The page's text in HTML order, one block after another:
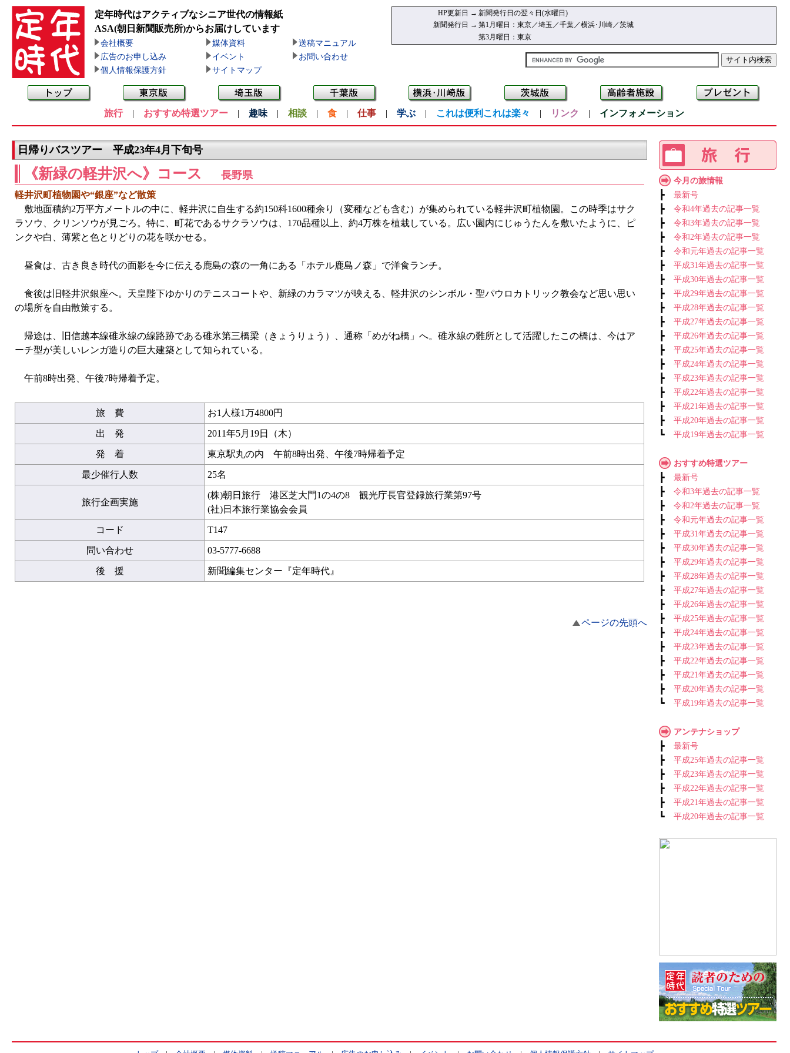
定年時代はアクティブなシニア世代の情報紙
ASA(朝日新聞販売所)からお届けしています
会社概要 媒体資料
送稿マニュアル
広告のお申し込み
イベント
お問い合わせ
個人情報保護方針
サイトマップ
HP更新日 → 新聞発行日の翌々日(水曜日)
新聞発行日 → 第1月曜日：東京／埼玉／千葉／横浜･川崎／茨城
第3月曜日：東京
旅行| おすすめ特選ツアー | 趣味 | 相談 | 食 | 仕事 | 学ぶ | これは便利これは楽々 | リンク | インフォメーション
日帰りバスツアー 平成23年4月下旬号
《新緑の軽井沢へ》コース 長野県
軽井沢町植物園や“銀座”など散策
敷地面積約2万平方メートルの中に、軽井沢に自生する約150科1600種余り（変種なども含む）が集められている軽井沢町植物園。この時季はサク
ラソウ、クリンソウが見ごろ。特に、町花であるサクラソウは、170品種以上、約4万株を植栽している。広い園内にじゅうたんを敷いたように、ピ
ンクや白、薄紫と色とりどりの花を咲かせる。
昼食は、古き良き時代の面影を今に伝える鹿島の森の一角にある「ホテル鹿島ノ森」で洋食ランチ。
食後は旧軽井沢銀座へ。天皇陛下ゆかりのテニスコートや、新緑のカラマツが映える、軽井沢のシンボル・聖パウロカトリック教会など思い思い
の場所を自由散策する。
帰途は、旧信越本線碓氷線の線路跡である碓氷第三橋梁（きょうりょう）、通称「めがね橋」へ。碓氷線の難所として活躍したこの橋は、今はア
ーチ型が美しいレンガ造りの巨大建築として知られている。
午前8時出発、午後7時帰着予定。
旅 費 お1人様1万4800円
出 発 2011年5月19日（木）
発 着 東京駅丸の内 午前8時出発、午後7時帰着予定
最少催行人数 25名
旅行企画実施
(株)朝日旅行 港区芝大門1の4の8 観光庁長官登録旅行業第97号
(社)日本旅行業協会会員
コード T147
問い合わせ 03-5777-6688
後 援 新聞編集センター『定年時代』
ページの先頭へ
今月の旅情報
┣ 最新号
┣ 令和4年過去の記事一覧
┣ 令和3年過去の記事一覧
┣ 令和2年過去の記事一覧
┣ 令和元年過去の記事一覧
┣ 平成31年過去の記事一覧
┣ 平成30年過去の記事一覧
┣ 平成29年過去の記事一覧
┣ 平成28年過去の記事一覧
┣ 平成27年過去の記事一覧
┣ 平成26年過去の記事一覧
┣ 平成25年過去の記事一覧
┣ 平成24年過去の記事一覧
┣ 平成23年過去の記事一覧
┣ 平成22年過去の記事一覧
┣ 平成21年過去の記事一覧
┣ 平成20年過去の記事一覧
┗ 平成19年過去の記事一覧
おすすめ特選ツアー
┣ 最新号
┣ 令和3年過去の記事一覧
┣ 令和2年過去の記事一覧
┣ 令和元年過去の記事一覧
┣ 平成31年過去の記事一覧
┣ 平成30年過去の記事一覧
┣ 平成29年過去の記事一覧
┣ 平成28年過去の記事一覧
┣ 平成27年過去の記事一覧
┣ 平成26年過去の記事一覧
┣ 平成25年過去の記事一覧
┣ 平成24年過去の記事一覧
┣ 平成23年過去の記事一覧
┣ 平成22年過去の記事一覧
┣ 平成21年過去の記事一覧
┣ 平成20年過去の記事一覧
┗ 平成19年過去の記事一覧
アンテナショップ
┣ 最新号
┣ 平成25年過去の記事一覧
┣ 平成23年過去の記事一覧
┣ 平成22年過去の記事一覧
┣ 平成21年過去の記事一覧
┗ 平成20年過去の記事一覧